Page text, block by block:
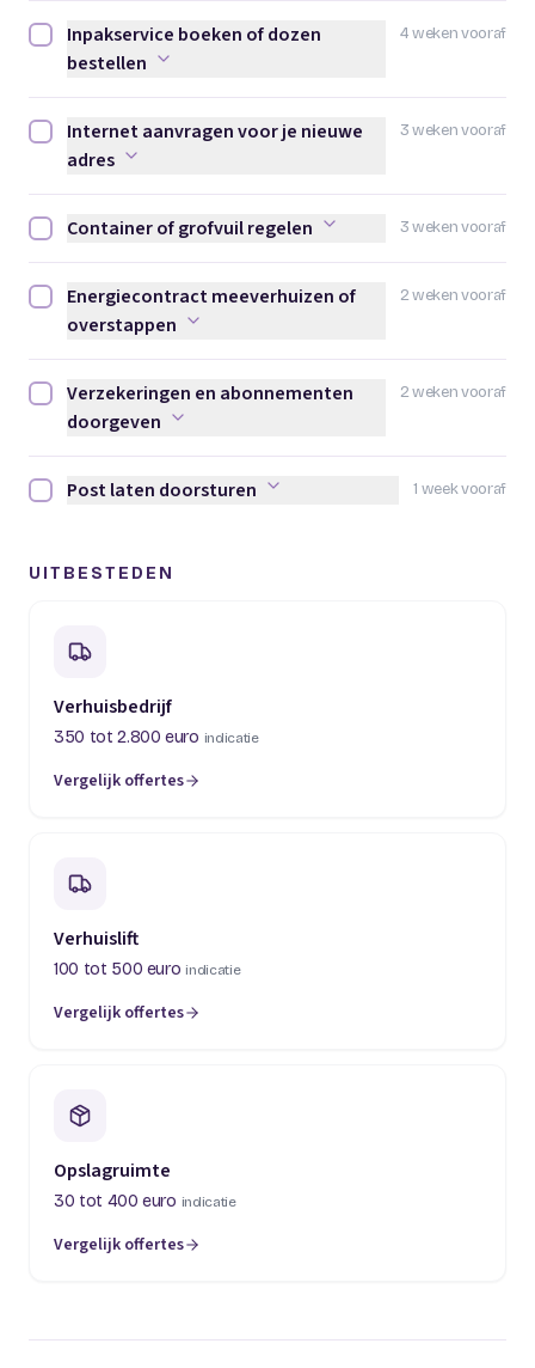
4 weken vooraf
Inpakservice boeken of dozen bestellen afvinken
Inpakservice boeken of dozen
bestellen
3 weken vooraf
Internet aanvragen voor je nieuwe adres afvinken
Internet aanvragen voor je nieuwe
adres
3 weken vooraf
Container of grofvuil regelen afvinken
Container of grofvuil regelen
2 weken vooraf
Energiecontract meeverhuizen of overstappen afvinken
Energiecontract meeverhuizen of
overstappen
2 weken vooraf
Verzekeringen en abonnementen doorgeven afvinken
Verzekeringen en abonnementen
doorgeven
1 week vooraf
Post laten doorsturen afvinken
Post laten doorsturen
UITBESTEDEN
Verhuisbedrijf
350 tot 2.800 euro indicatie
Vergelijk offertes
(opent in een nieuw tabblad)
Verhuislift
100 tot 500 euro indicatie
Vergelijk offertes
(opent in een nieuw tabblad)
Opslagruimte
30 tot 400 euro indicatie
Vergelijk offertes
(opent in een nieuw tabblad)